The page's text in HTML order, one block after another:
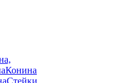
Конина
Стейки